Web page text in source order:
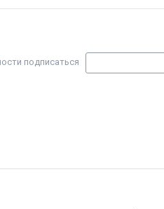
подписаться